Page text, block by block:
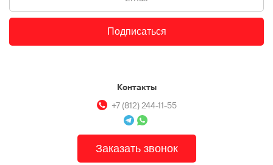
Контакты
+7 (812) 244-11-55
Заказать звонок
Подписаться